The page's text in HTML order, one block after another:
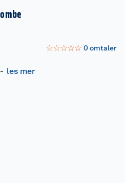
☆☆☆☆☆ 0omtaler
- les mer